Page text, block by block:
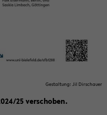
Ge­stal­tung: Jil Dir­schau­er
25 ver­scho­ben.